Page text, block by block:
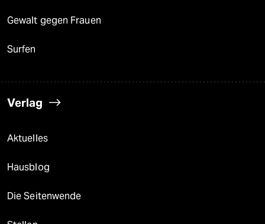
Gewalt gegen Frauen
Surfen
Verlag
Aktuelles
Hausblog
Die Seitenwende